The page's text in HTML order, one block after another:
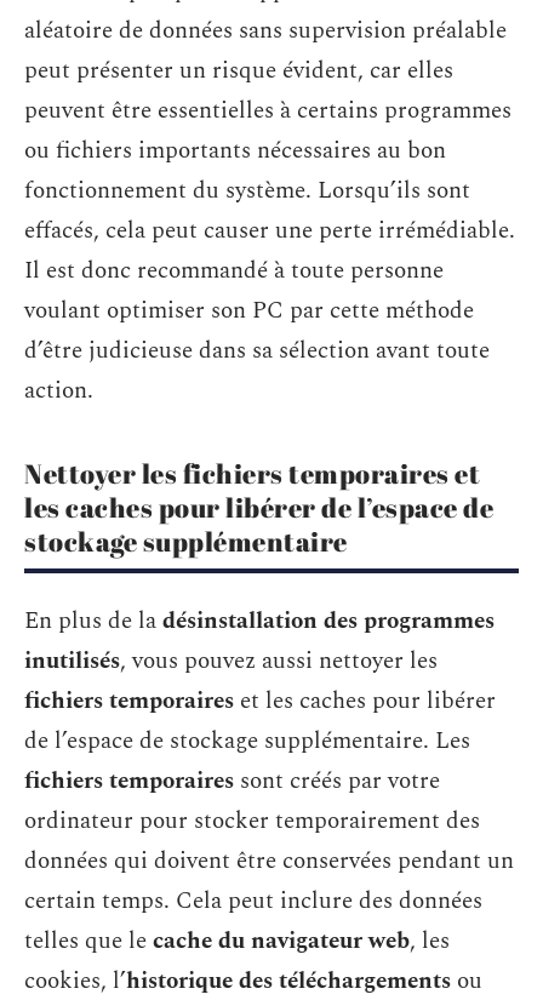
aléatoire de données sans supervision préalable
peut présenter un risque évident, car elles
peuvent être essentielles à certains programmes
ou fichiers importants nécessaires au bon
fonctionnement du système. Lorsqu’ils sont
effacés, cela peut causer une perte irrémédiable.
Il est donc recommandé à toute personne
voulant optimiser son PC par cette méthode
d’être judicieuse dans sa sélection avant toute
action.
Nettoyer les fichiers temporaires et
les caches pour libérer de l’espace de
stockage supplémentaire
En plus de ladésinstallation des programmes
inutilisés, vous pouvez aussi nettoyer les
fichiers temporaires et les caches pour libérer
de l’espace de stockage supplémentaire. Les
fichiers temporaires sont créés par votre
ordinateur pour stocker temporairement des
données qui doivent être conservées pendant un
certain temps. Cela peut inclure des données
telles que lecache du navigateur web, les
cookies, l’historique des téléchargements ou